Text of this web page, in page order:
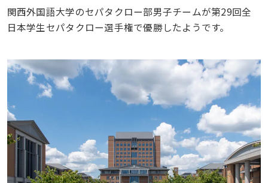
関西外国語大学のセパタクロー部男子チームが第29回全
日本学生セパタクロー選手権で優勝したようです。